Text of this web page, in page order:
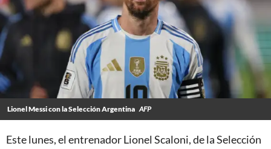
Lionel Messi con la Selección Argentina AFP
Este lunes, el entrenador Lionel Scaloni, de la Selección